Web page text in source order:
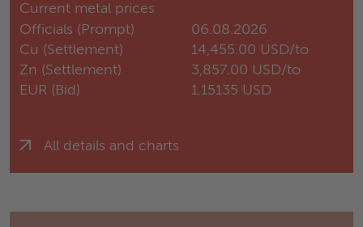
Current metal prices
Officials (Prompt)
06.08.2026
Cu (Settlement)
14,455.00 USD/to
Zn (Settlement)
3,857.00 USD/to
EUR (Bid)
1.15135 USD
All details and charts